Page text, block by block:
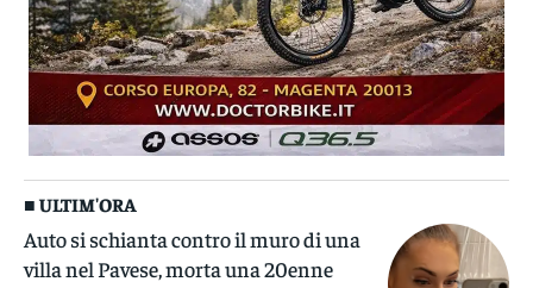
■ ULTIM'ORA
Auto si schianta contro il muro di una
villa nel Pavese, morta una 20enne